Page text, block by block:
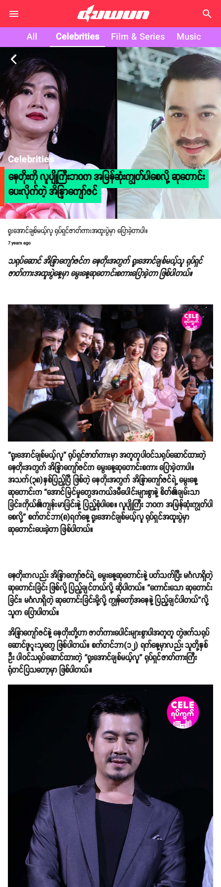
search
All Celebrities Film & Series Music
arrow_back_ios
Celebrities
နေတိုးကို လူပျိုကြီးဘဝက အမြန်ဆုံးကျွတ်ပါစေလို့ ဆုတောင်း
ပေးလိုက်တဲ့ အိန္ဒြာကျော်ဇင်
ရူးအောင်ချစ်မယ့်လူ ရုပ်ရှင်ဇာတ်ကားအထူးပွဲမှာ ပြောခဲ့တာပါ။
7 years ago
သရုပ်ဆောင် အိန္ဒြာကျော်ဇင်က နေတိုးအတွက် ရူးအောင်ချစ်မယ့်သူ ရုပ်ရှင်
ဇာတ်ကားအထူးပွဲနေ့မှာ မွေးနေ့ဆုတောင်းစကားပြောခဲ့တာ ဖြစ်ပါတယ်။
“ရူးအောင်ချစ်မယ့်လူ” ရုပ်ရှင်ဇာတ်ကားမှာ အတူတူပါဝင်သရုပ်ဆောင်ထားတဲ့
နေတိုးအတွက် အိန္ဒြာကျော်ဇင်က မွေးနေ့ဆုတောင်းစကား ပြောခဲ့တာပါ။
အသက်(၃၈)နှစ်ပြည့်ပြီ ဖြစ်တဲ့ နေတိုးအတွက် အိန္ဒြာကျော်ဇင်ရဲ့ မွေးနေ့
ဆုတောင်းက “အောင်မြင်မှုတွေအကယ်ဒမီပေါင်းများစွာနဲ့ စိတ်၏ချမ်းသာ
ခြင်း၊ကိုယ်၏ကျန်းမာခြင်းနဲ့ ပြည့်စုံပါစေ။ လူပျိုကြီး ဘဝက အမြန်ဆုံးကျွတ်ပါ
စေလို့” စက်တင်ဘာ(၈)ရက်နေ့ ရူးအောင်ချစ်မယ့်လူ ရုပ်ရှင်အထူးပွဲမှာ
ဆုတောင်းပေးခဲ့တာ ဖြစ်ပါတယ်။
နေတိုးကလည်း အိန္ဒြာကျော်ဇင်ရဲ့ မွေးနေ့ဆုတောင်းနဲ့ ပတ်သက်ပြီး မင်္ဂလာရှိတဲ့
ဆုတောင်းခြင်း ဖြစ်လို့ ပြည့်ချင်တယ်လို့ ဆိုပါတယ်။ “ကောင်းသော ဆုတောင်း
ခြင်း၊ မင်္ဂလာရှိတဲ့ ဆုတောင်းခြင်းမို့လို့ ကျွန်တော့်အနေနဲ့ ပြည့်ချင်ပါတယ်”လို့
သူက ပြောပါတယ်။
အိန္ဒြာကျော်ဇင်နဲ့ နေတိုးတို့ဟာ ဇာတ်ကားပေါင်းများစွာပါအတူတူ တွဲဖက်သရုပ်
ဆောင်ဖူူးသူတွေ ဖြစ်ပါတယ်။ စက်တင်ဘာ(၁၂) ရက်နေ့မှာလည်း သူတို့နှစ်
ဦး ပါဝင်သရုပ်ဆောင်ထားတဲ့ “ရူးအောင်ချစ်မယ့်လူ” ရုပ်ရှင်ဇာတ်ကားကြီး
ရုံတင်ပြသတော့မှာ ဖြစ်ပါတယ်။